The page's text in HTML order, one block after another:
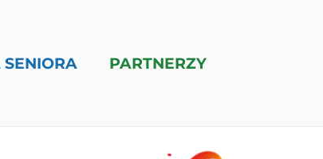
SENIORA PARTNERZY